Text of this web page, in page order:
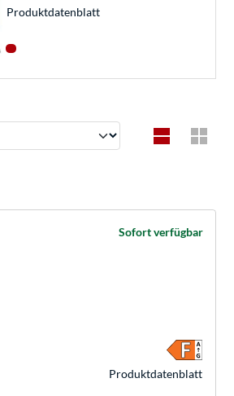
Produkt­datenblatt
Sofort verfügbar
Produkt­datenblatt